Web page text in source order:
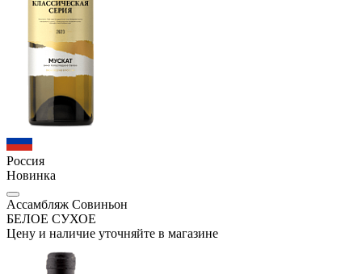
Россия
Новинка
Ассамбляж Совиньон
БЕЛОЕ СУХОЕ
Цену и наличие уточняйте в магазине